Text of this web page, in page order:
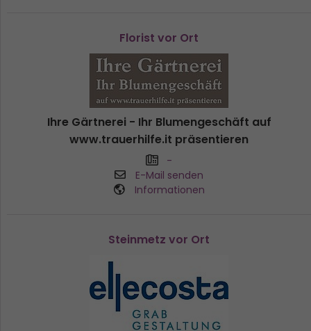
Florist vor Ort
Ihre Gärtnerei - Ihr Blumengeschäft auf
www.trauerhilfe.it präsentieren
-
E-Mail senden
Informationen
Steinmetz vor Ort